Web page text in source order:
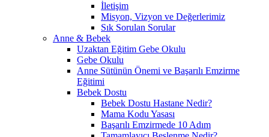
İletişim
Misyon, Vizyon ve Değerlerimiz
Sık Sorulan Sorular
Anne & Bebek
Uzaktan Eğitim Gebe Okulu
Gebe Okulu
Anne Sütünün Önemi ve Başarılı Emzirme
Eğitimi
Bebek Dostu
Bebek Dostu Hastane Nedir?
Mama Kodu Yasası
Başarılı Emzirmede 10 Adım